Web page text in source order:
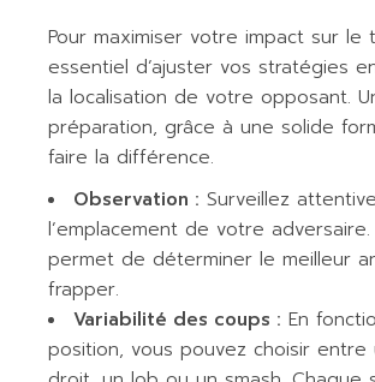
Pour maximiser votre impact sur le
essentiel d’ajuster vos stratégies
la localisation de votre opposant.
préparation, grâce à une solide
faire la différence.
Observation : Surveillez
l’emplacement de votre
permet de déterminer le meilleur
frapper.
Variabilité des coups : En
position, vous pouvez choisir entre